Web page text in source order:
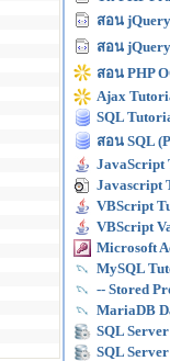
สอน jQuery
สอน
สอน PHP
Ajax
SQL
สอน SQL
JavaScript
Javascript
VBScript
VBScript
Microsoft
MySQL
-- Stored
MariaDB
SQL
SQL